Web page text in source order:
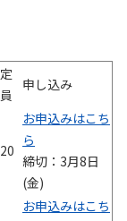
定
員
申し込み
20
お申込みはこち
ら
締切：3月8日
(金)
お申込みはこち